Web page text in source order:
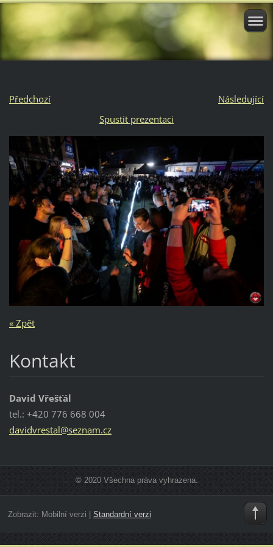
Předchozí
Následující
Spustit prezentaci
« Zpět
Kontakt
David Vřešťál
tel.: +420 776 668 004
davidvrestal@seznam.cz
© 2020 Všechna práva vyhrazena.
Zobrazit: Mobilní verzi | Standardní verzi